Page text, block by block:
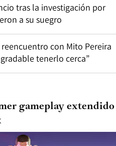
tras la investigación por
a su suegro
con Mito Pereira
tenerlo cerca”
gameplay extendido